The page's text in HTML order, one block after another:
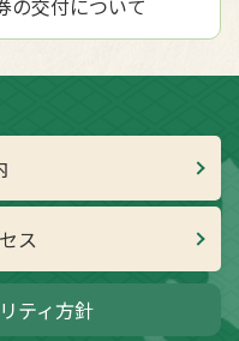
の交付について
ス
ティ方針